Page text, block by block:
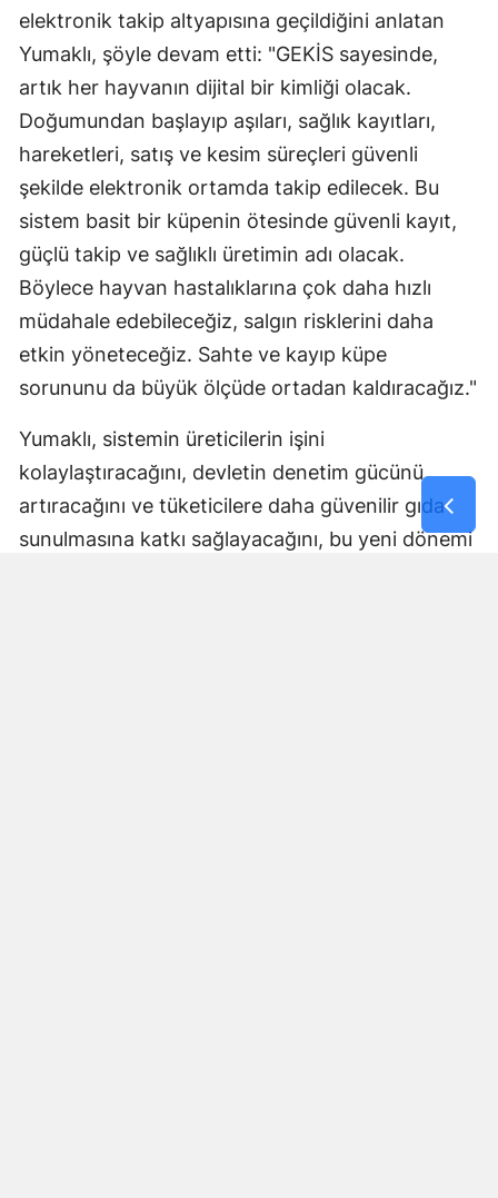
elektronik takip altyapısına geçildiğini anlatan
Yumaklı, şöyle devam etti: "GEKİS sayesinde,
artık her hayvanın dijital bir kimliği olacak.
Doğumundan başlayıp aşıları, sağlık kayıtları,
hareketleri, satış ve kesim süreçleri güvenli
şekilde elektronik ortamda takip edilecek. Bu
sistem basit bir küpenin ötesinde güvenli kayıt,
güçlü takip ve sağlıklı üretimin adı olacak.
Böylece hayvan hastalıklarına çok daha hızlı
müdahale edebileceğiz, salgın risklerini daha
etkin yöneteceğiz. Sahte ve kayıp küpe
sorununu da büyük ölçüde ortadan kaldıracağız."
Yumaklı, sistemin üreticilerin işini
kolaylaştıracağını, devletin denetim gücünü
artıracağını ve tüketicilere daha güvenilir gıda
sunulmasına katkı sağlayacağını, bu yeni dönemi